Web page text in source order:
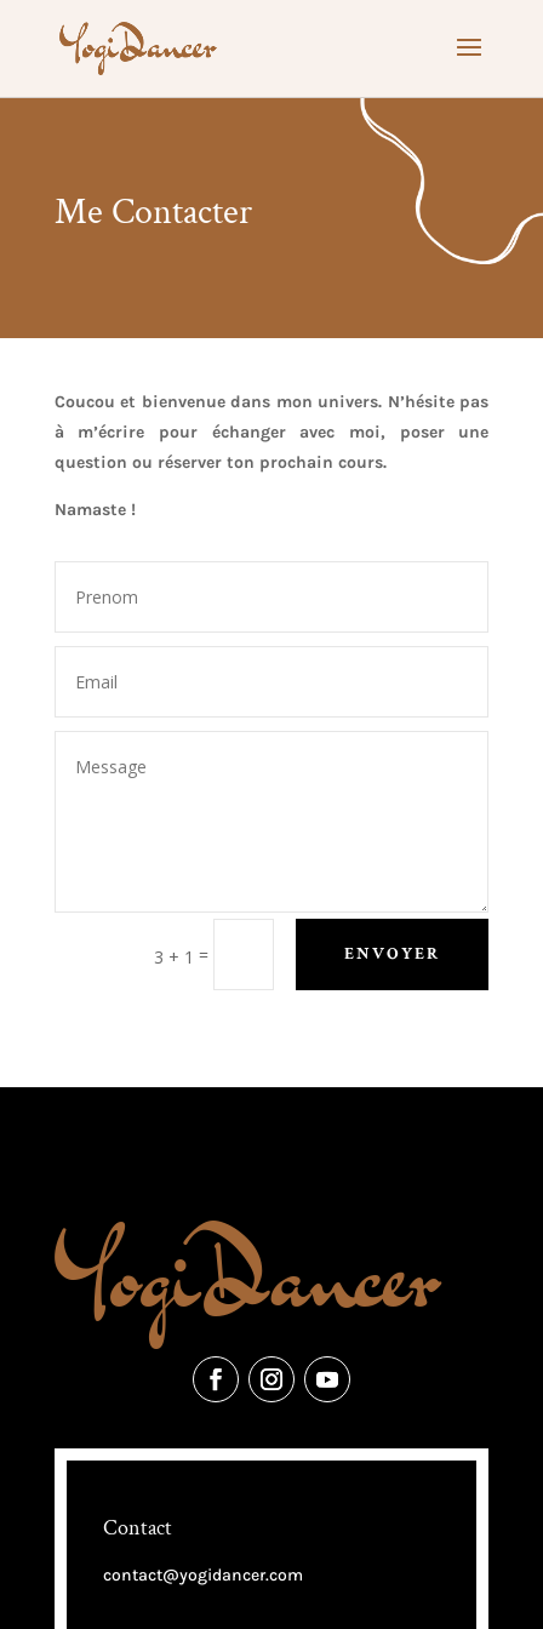
Me Contacter
Coucou et bienvenue dans mon univers. N’hésite pas
à m’écrire pour échanger avec moi, poser une
question ou réserver ton prochain cours.
Namaste !
3 + 1 = ENVOYER
Contact
contact@yogidancer.com